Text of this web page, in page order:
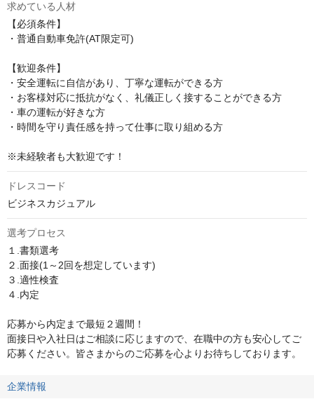
求めている人材
【必須条件】
・普通自動車免許(AT限定可)
【歓迎条件】
・安全運転に自信があり、丁寧な運転ができる方
・お客様対応に抵抗がなく、礼儀正しく接することができる方
・車の運転が好きな方
・時間を守り責任感を持って仕事に取り組める方
※未経験者も大歓迎です！
ドレスコード
ビジネスカジュアル
選考プロセス
１.書類選考
２.面接(1～2回を想定しています)
３.適性検査
４.内定
応募から内定まで最短２週間！
面接日や入社日はご相談に応じますので、在職中の方も安心してご
応募ください。皆さまからのご応募を心よりお待ちしております。
企業情報